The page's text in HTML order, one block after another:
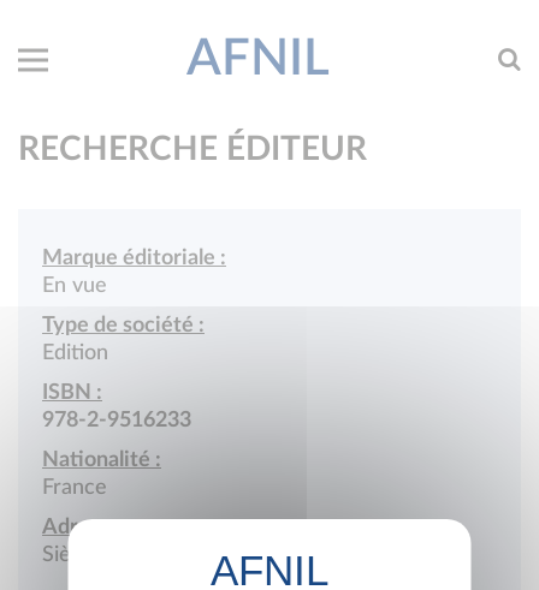
AFNIL
RECHERCHE ÉDITEUR
Marque éditoriale :
En vue
Type de société :
Edition
ISBN :
978-2-9516233
Nationalité :
France
Adresse :
Siège social